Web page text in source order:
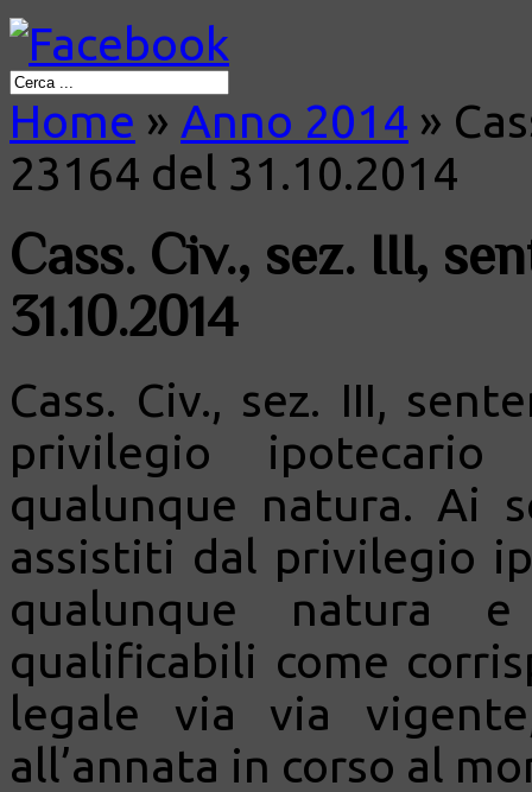
Home » Anno 2014 »
23164 del 31.10.2014
Cass. Civ., sez. III,
31.10.2014
Cass. Civ., sez. III,
privilegio
qualunque natura. Ai
assistiti dal privilegio
qualunque natura
qualificabili come
legale via via
all’annata in corso al